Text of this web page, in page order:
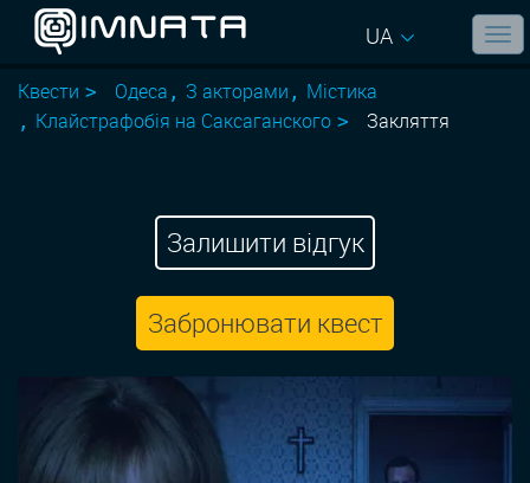
UA
Квести Одеса З акторами
Містика
Клайстрафобія на Саксаганского
Закляття
Залишити відгук
Забронювати квест